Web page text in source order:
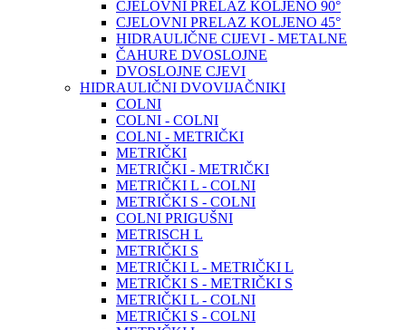
CJELOVNI PRELAZ KOLJENO 90°
CJELOVNI PRELAZ KOLJENO 45°
HIDRAULIČNE CIJEVI - METALNE
ČAHURE DVOSLOJNE
DVOSLOJNE CJEVI
HIDRAULIČNI DVOVIJAČNIKI
COLNI
COLNI - COLNI
COLNI - METRIČKI
METRIČKI
METRIČKI - METRIČKI
METRIČKI L - COLNI
METRIČKI S - COLNI
COLNI PRIGUŠNI
METRISCH L
METRIČKI S
METRIČKI L - METRIČKI L
METRIČKI S - METRIČKI S
METRIČKI L - COLNI
METRIČKI S - COLNI